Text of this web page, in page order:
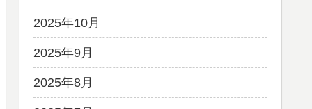
2025年10月
2025年9月
2025年8月